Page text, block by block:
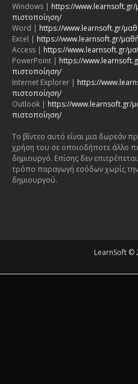
Windows | https://
πιστοποίηση/
Word | https://www.learnsoft.gr/
Excel | https://www.learnsoft.gr/
Access | https://www.learnsoft.gr/
PowerPoint | https://
πιστοποίηση/
Internet Explorer | https://
πιστοποίηση/
Outlook | https://www.learnsoft.gr/
πιστοποίηση/
Το βίντεο αυτό είναι μια δωρεάν
χρήση του σε οποιοδήποτε άλλο
δημιουργό. Επίσης δεν
τρόπο παραγωγή εσόδων χωρίς
δημιουργού.
LearnSoft ©